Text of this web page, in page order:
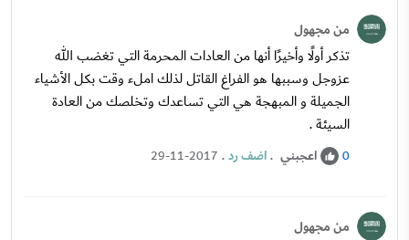
من مجهول
تذكر أولًا وأخيرًا أنها من العادات المحرمة التي تغضب الله
عزوجل وسببها هو الفراغ القاتل لذلك املء وقت بكل الأشياء
الجميلة و المبهجة هي التي تساعدك وتخلصك من العادة
السيئة .
0 اعجبني .اضف رد.
29-11-2017
من مجهول